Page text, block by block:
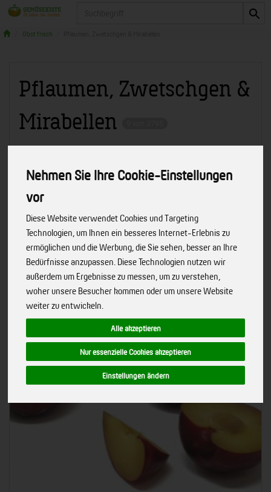
Nehmen Sie Ihre Cookie-Einstellungen
vor
Diese Website verwendet Cookies und Targeting
Technologien, um Ihnen ein besseres Internet-Erlebnis zu
ermöglichen und die Werbung, die Sie sehen, besser an Ihre
Bedürfnisse anzupassen. Diese Technologien nutzen wir
außerdem um Ergebnisse zu messen, um zu verstehen,
woher unsere Besucher kommen oder um unsere Website
weiter zu entwickeln.
Alle akzeptieren
Nur essenzielle Cookies akzeptieren
Einstellungen ändern
Obst frisch
Pflaumen, Zwetschgen &
Mirabellen
Hersteller Allergene Merkmale